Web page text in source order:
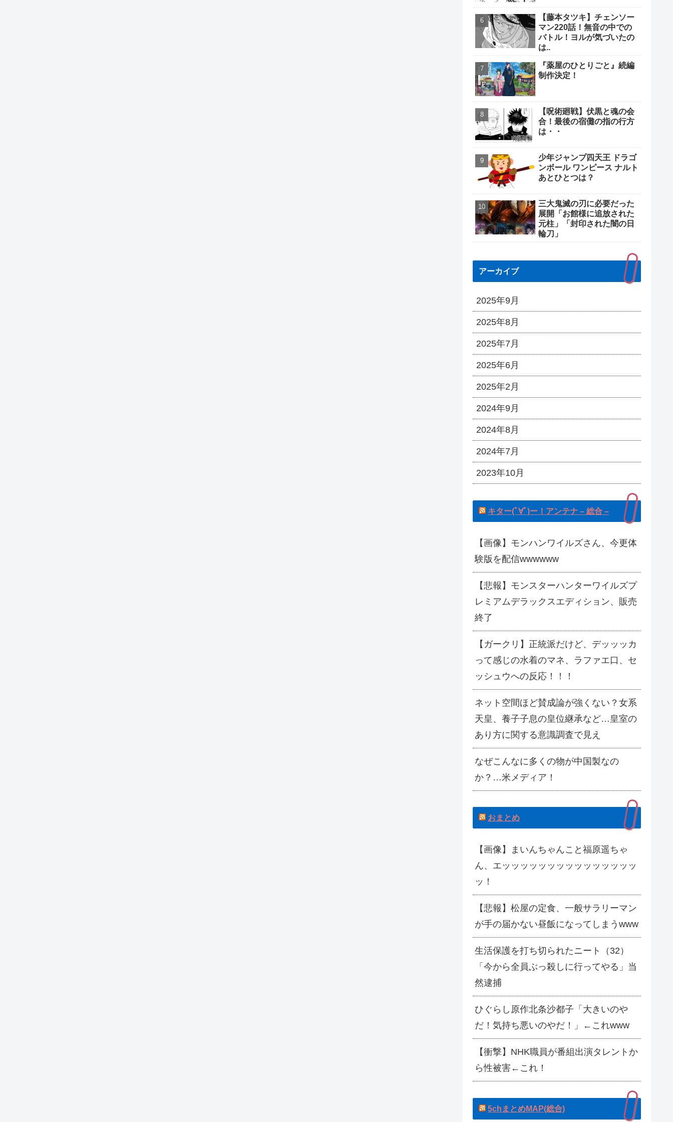
【藤本タツキ】チェンソー
マン220話！無音の中での
バトル！ヨルが気づいたの
は..
『薬屋のひとりごと』続編
制作決定！
【呪術廻戦】伏黒と魂の会
合！最後の宿儺の指の行方
は・・
少年ジャンプ四天王 ドラゴ
ンボール ワンピース ナルト
あとひとつは？
三大鬼滅の刃に必要だった
展開「お館様に追放された
元柱」「封印された闇の日
輪刀」
アーカイブ
2025年9月
2025年8月
2025年7月
2025年6月
2025年2月
2024年9月
2024年8月
2024年7月
2023年10月
キター(ﾟ∀ﾟ)ー！アンテナ – 総合 –
【画像】モンハンワイルズさん、今更体
験版を配信wwwwww
【悲報】モンスターハンターワイルズプ
レミアムデラックスエディション、販売
終了
【ガークリ】正統派だけど、デッッッカ
って感じの水着のマネ、ラファエ口、セ
ッシュウへの反応！！！
ネット空間ほど賛成論が強くない？女系
天皇、養子子息の皇位継承など…皇室の
あり方に関する意識調査で見え
なぜこんなに多くの物が中国製なの
か？…米メディア！
おまとめ
【画像】まいんちゃんこと福原遥ちゃ
ん、エッッッッッッッッッッッッッッッ
ッ！
【悲報】松屋の定食、一般サラリーマン
が手の届かない昼飯になってしまうwww
生活保護を打ち切られたニート（32）
「今から全員ぶっ殺しに行ってやる」当
然逮捕
ひぐらし原作北条沙都子「大きいのや
だ！気持ち悪いのやだ！」←これwww
【衝撃】NHK職員が番組出演タレントか
ら性被害←これ！
5chまとめMAP(総合)